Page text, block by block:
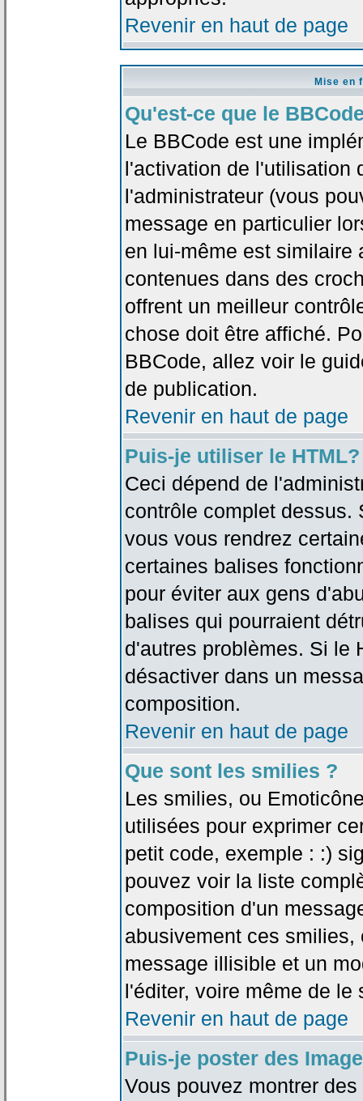
Revenir en haut de page
Mise en
Qu'est-ce que le
Le BBCode est une
l'activation de l'utilisation
l'administrateur (vous
message en particulier
en lui-même est similaire
contenues dans des
offrent un meilleur
chose doit être affiché.
BBCode, allez voir le
de publication.
Revenir en haut de page
Puis-je utiliser le HTML?
Ceci dépend de
contrôle complet dessus.
vous vous rendrez
certaines balises
pour éviter aux gens
balises qui pourraient
d'autres problèmes. Si le
désactiver dans un
composition.
Revenir en haut de page
Que sont les smilies ?
Les smilies, ou
utilisées pour exprimer
petit code, exemple : :)
pouvez voir la liste
composition d'un
abusivement ces
message illisible et un
l'éditer, voire même de le
Revenir en haut de page
Puis-je poster des
Vous pouvez montrer